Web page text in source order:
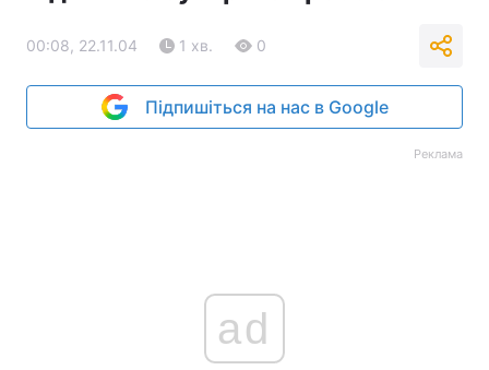
00:08, 22.11.04 1 хв. 0
Підпишіться на нас в Google
Реклама
ad